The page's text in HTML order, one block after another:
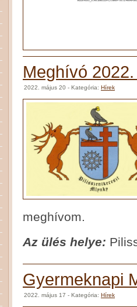
Meghívó
2022. május 20 - Kategória: Hírek
meghívom.
Az ülés helye:
Gyermeknapi
2022. május 17 - Kategória: Hírek